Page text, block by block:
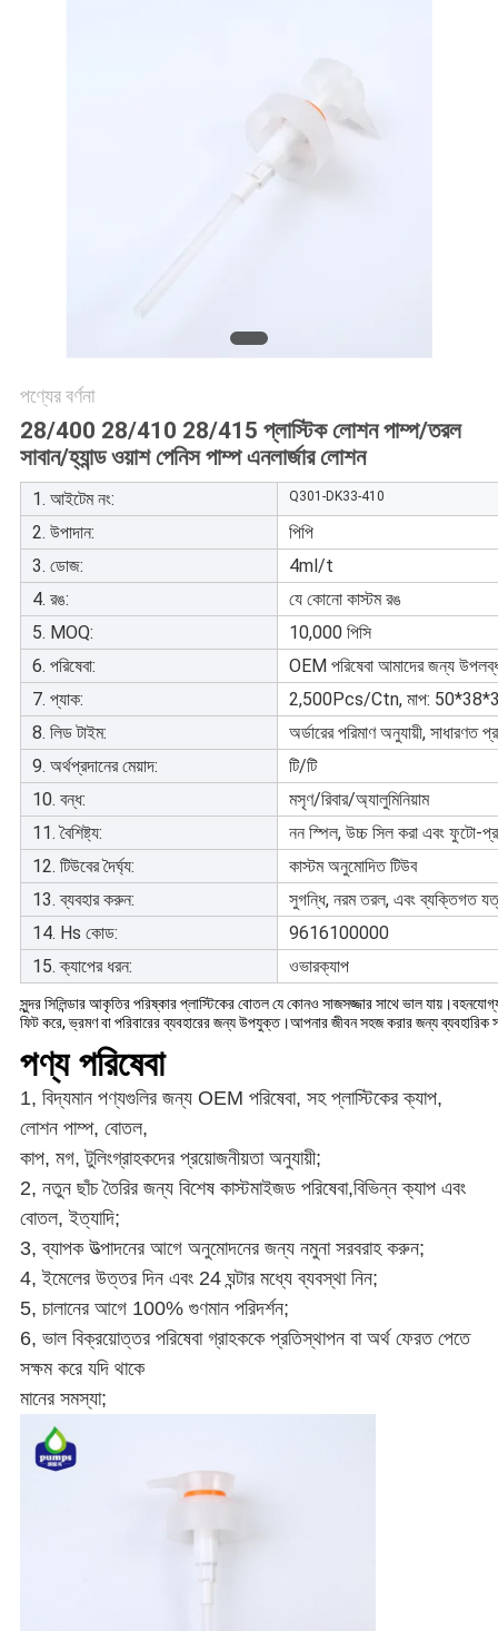
PRIVACY
POLICY
পণ্যের বর্ণনা
28/400 28/410 28/415 প্লাস্টিক লোশন পাম্প/তরল
সাবান/হ্যান্ড ওয়াশ পেনিস পাম্প এনলার্জার লোশন
1. আইটেম নং: Q301-DK33-410
2. উপাদান:
পিপি
3. ডোজ:
4ml/t
4. রঙ:
যে কোনো কাস্টম রঙ
5. MOQ:
10,000 পিসি
6. পরিষেবা:
OEM পরিষেবা আমাদের জন্য
7. প্যাক:
2,500Pcs/Ctn, মাপ:
8. লিড টাইম:
অর্ডারের পরিমাণ অনুযায়ী, সাধারণত
9. অর্থপ্রদানের মেয়াদ:
টি/টি
10. বন্ধ:
মসৃণ/রিবার/অ্যালুমিনিয়াম
11. বৈশিষ্ট্য:
নন স্পিল, উচ্চ সিল করা এবং ফুটো-
12. টিউবের দৈর্ঘ্য:
কাস্টম অনুমোদিত টিউব
13. ব্যবহার করুন:
সুগন্ধি, নরম তরল, এবং ব্যক্তিগত
14. Hs কোড:
9616100000
15. ক্যাপের ধরন:
ওভারক্যাপ
সুন্দর সিলিন্ডার আকৃতির পরিষ্কার প্লাস্টিকের বোতল যে কোনও সাজসজ্জার সাথে ভাল
ফিট করে, ভ্রমণ বা পরিবারের ব্যবহারের জন্য উপযুক্ত।আপনার জীবন সহজ করার জন্য ব্যবহারিক
পণ্য পরিষেবা
1, বিদ্যমান পণ্যগুলির জন্য OEM পরিষেবা, সহ প্লাস্টিকের ক্যাপ,
লোশন পাম্প, বোতল,
কাপ, মগ, টুলিংগ্রাহকদের প্রয়োজনীয়তা অনুযায়ী;
2, নতুন ছাঁচ তৈরির জন্য বিশেষ কাস্টমাইজড পরিষেবা,বিভিন্ন ক্যাপ এবং
বোতল, ইত্যাদি;
3, ব্যাপক উত্পাদনের আগে অনুমোদনের জন্য নমুনা সরবরাহ করুন;
4, ইমেলের উত্তর দিন এবং 24 ঘন্টার মধ্যে ব্যবস্থা নিন;
5, চালানের আগে 100% গুণমান পরিদর্শন;
6, ভাল বিক্রয়োত্তর পরিষেবা গ্রাহককে প্রতিস্থাপন বা অর্থ ফেরত পেতে
সক্ষম করে যদি থাকে
মানের সমস্যা;